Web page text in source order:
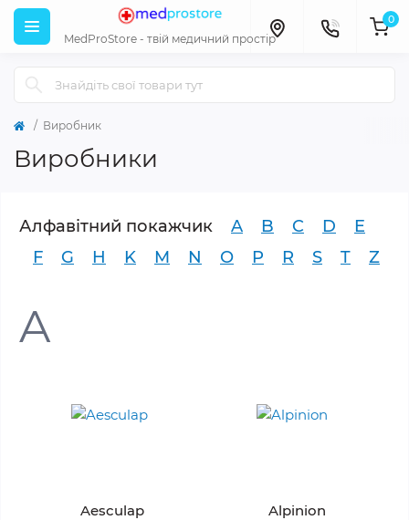
MedProStore - твій медичний простір
0
Виробник
Виробники
Алфавітний покажчик A B C D
E
F
G H K M N O P R S T Z
A
Aesculap Alpinion